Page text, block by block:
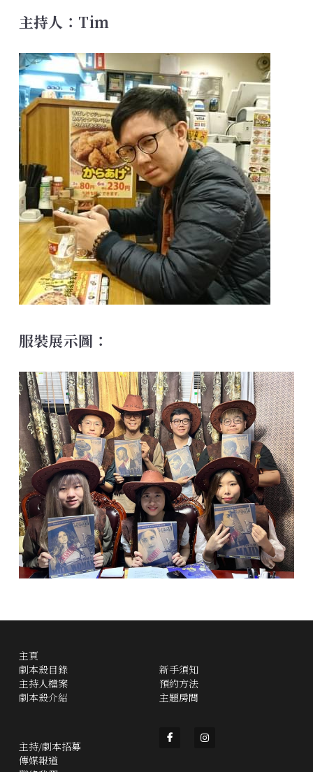
主持人：Tim
服裝展示圖：
主頁
劇本殺目錄
主持人檔案
劇本殺介紹
新手須知
預約方法
主題房間
主持/劇本招募
傳媒報道